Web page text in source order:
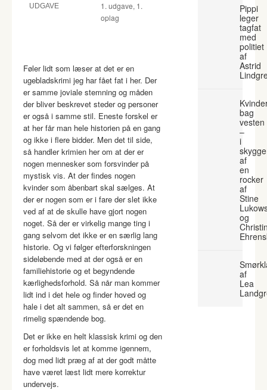
UDGAVE
1. udgave, 1.
oplag
Føler lidt som læser at det er en
ugebladskrimi jeg har fået fat i her. Der
er samme joviale stemning og måden
der bliver beskrevet steder og personer
er også i samme stil. Eneste forskel er
at her får man hele historien på en gang
og ikke i flere bidder. Men det til side,
så handler krimien her om at der er
nogen mennesker som forsvinder på
mystisk vis. At der findes nogen
kvinder som åbenbart skal sælges. At
der er nogen som er i fare der slet ikke
ved af at de skulle have gjort nogen
noget. Så der er virkelig mange ting i
gang selvom det ikke er en særlig lang
historie. Og vi følger efterforskningen
sideløbende med at der også er en
familiehistorie og et begyndende
kærlighedsforhold. Så når man kommer
lidt ind i det hele og finder hoved og
hale i det alt sammen, så er det en
rimelig spændende bog.
Det er ikke en helt klassisk krimi og den
er forholdsvis let at komme igennem,
dog med lidt præg af at der godt måtte
have været læst lidt mere korrektur
undervejs.
Pippi
leger
tagfat
med
politiet
af
Astrid
bag
vesten
–
i
af
en
rocker
af
Stine
og
af
Lea